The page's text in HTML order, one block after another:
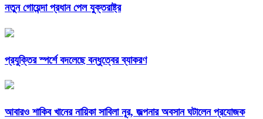
নতুন গোয়েন্দা প্রধান পেল যুক্তরাষ্ট্র
প্রযুক্তির স্পর্শে বদলেছে বন্ধুত্বের ব্যাকরণ
আবারও শাকিব খানের নায়িকা সাবিলা নূর, জল্পনার অবসান ঘটালেন প্রযোজক